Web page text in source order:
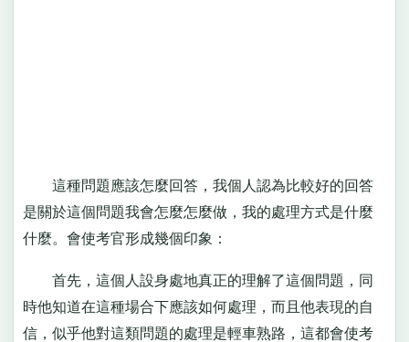
這種問題應該怎麼回答，我個人認為比較好的回答
是關於這個問題我會怎麼怎麼做，我的處理方式是什麼
什麼。會使考官形成幾個印象：
首先，這個人設身處地真正的理解了這個問題，同
時他知道在這種場合下應該如何處理，而且他表現的自
信，似乎他對這類問題的處理是輕車熟路，這都會使考